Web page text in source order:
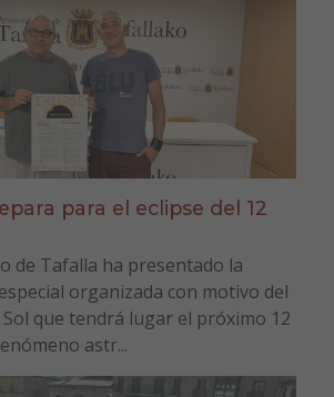
para el eclipse del 12
de Tafalla ha presentado la
organizada con motivo del
que tendrá lugar el próximo 12
astr...